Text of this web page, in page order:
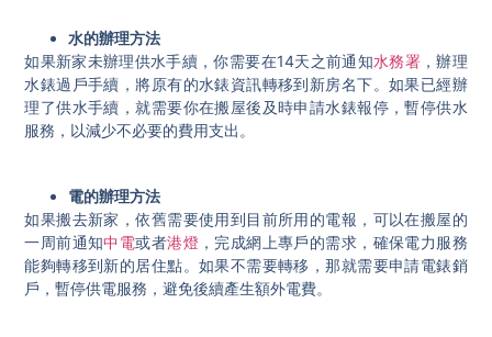
水的辦理方法
如果新家未辦理供水手續，你需要在14天之前通知水務署，辦理
水錶過戶手續，將原有的水錶資訊轉移到新房名下。如果已經辦
理了供水手續，就需要你在搬屋後及時申請水錶報停，暫停供水
服務，以減少不必要的費用支出。
電的辦理方法
如果搬去新家，依舊需要使用到目前所用的電報，可以在搬屋的
一周前通知中電或者港燈 ，完成網上專戶的需求，確保電力服務
能夠轉移到新的居住點。如果不需要轉移，那就需要申請電錶銷
戶，暫停供電服務，避免後續產生額外電費。